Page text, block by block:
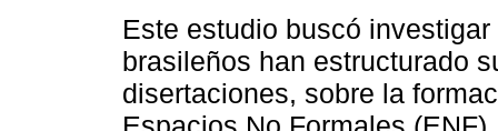
Este estudio buscó
brasileños han estructurado
disertaciones, sobre la